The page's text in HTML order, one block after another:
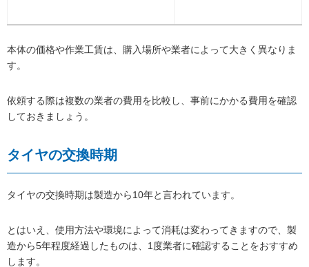
本体の価格や作業工賃は、購入場所や業者によって大きく異なりま
す。
依頼する際は複数の業者の費用を比較し、事前にかかる費用を確認
しておきましょう。
タイヤの交換時期
タイヤの交換時期は製造から10年と言われています。
とはいえ、使用方法や環境によって消耗は変わってきますので、製
造から5年程度経過したものは、1度業者に確認することをおすすめ
します。